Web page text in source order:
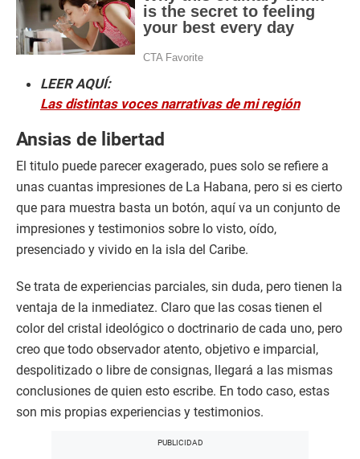
LEER AQUÍ:
Las distintas voces narrativas de mi región
Ansias de libertad
El titulo puede parecer exagerado, pues solo se refiere a
unas cuantas impresiones de La Habana, pero si es cierto
que para muestra basta un botón, aquí va un conjunto de
impresiones y testimonios sobre lo visto, oído,
presenciado y vivido en la isla del Caribe.
Se trata de experiencias parciales, sin duda, pero tienen la
ventaja de la inmediatez. Claro que las cosas tienen el
color del cristal ideológico o doctrinario de cada uno, pero
creo que todo observador atento, objetivo e imparcial,
despolitizado o libre de consignas, llegará a las mismas
conclusiones de quien esto escribe. En todo caso, estas
son mis propias experiencias y testimonios.